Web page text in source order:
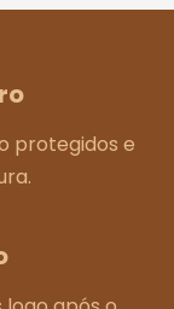
protegidos e